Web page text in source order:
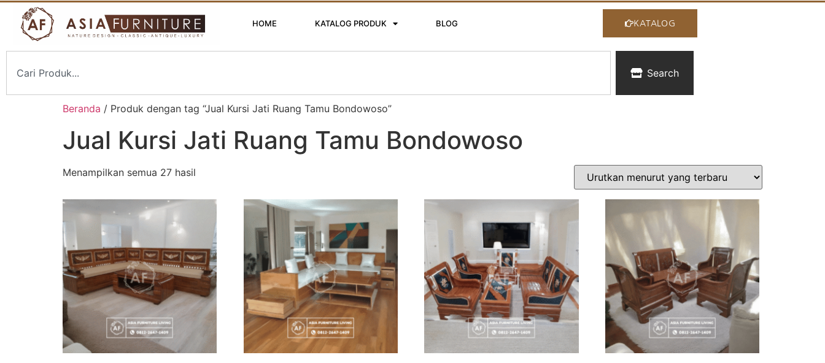
HOME KATALOG PRODUK BLOG KATALOG
Search
Beranda / Produk dengan tag “Jual Kursi Jati Ruang Tamu Bondowoso”
Jual Kursi Jati Ruang Tamu Bondowoso
Menampilkan semua 27 hasil